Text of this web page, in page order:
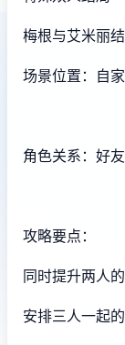
梅根与艾米丽
场景位置：自
角色关系：好
攻略要点：
同时提升两人
安排三人一起